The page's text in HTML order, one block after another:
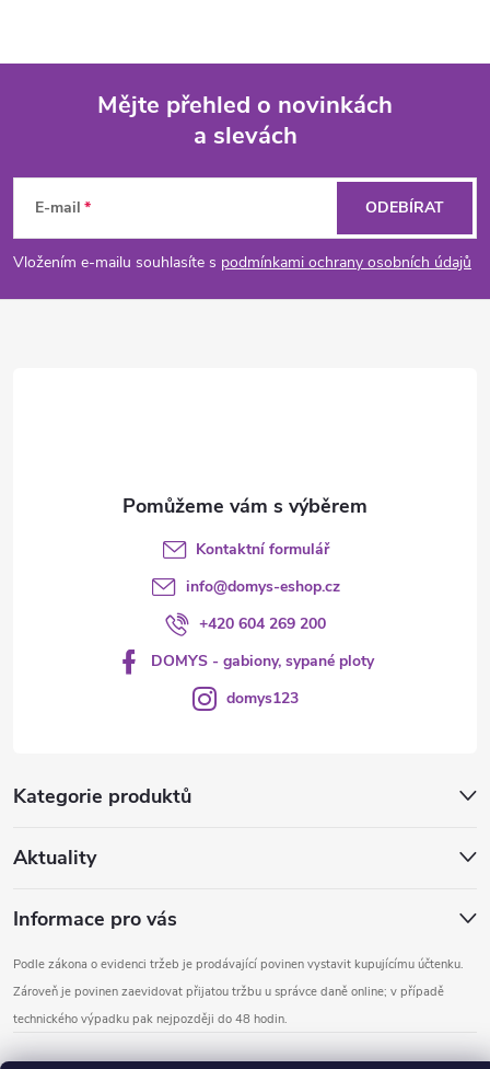
p
a
Mějte přehled o novinkách
a slevách
E-mail
Vložením e-mailu souhlasíte s podmínkami ochrany osobních údajů
ODEBÍRAT
Kategorie produktů
Aktuality
Informace pro vás
Podle zákona o evidenci tržeb je prodávající povinen vystavit kupujícímu účtenku.
Zároveň je povinen zaevidovat přijatou tržbu u správce daně online; v případě
technického výpadku pak nejpozději do 48 hodin.
Kontaktní formulář
info@domys-eshop.cz
+420 604 269 200
DOMYS - gabiony, sypané ploty
domys123